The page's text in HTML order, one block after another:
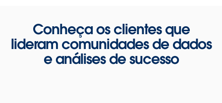
Conheça os clientes que
lideram comunidades de dados
e análises de sucesso